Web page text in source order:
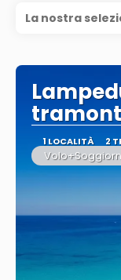
La nostra
1 LOCALITÀ 2